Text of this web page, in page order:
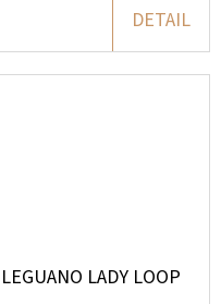
DETAIL
LEGUANO LADY LOOP